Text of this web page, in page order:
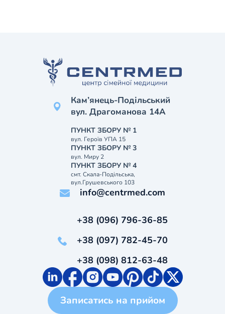
Кам’янець-Подільський
вул. Драгоманова 14А
ПУНКТ ЗБОРУ № 1
вул. Героїв УПА 15
ПУНКТ ЗБОРУ № 3
вул. Миру 2
ПУНКТ ЗБОРУ № 4
смт. Скала-Подільська,
вул.Грушевського 103
info@centrmed.com
+38 (096) 796-36-85
+38 (097) 782-45-70
+38 (098) 812-63-48
Записатись на прийом